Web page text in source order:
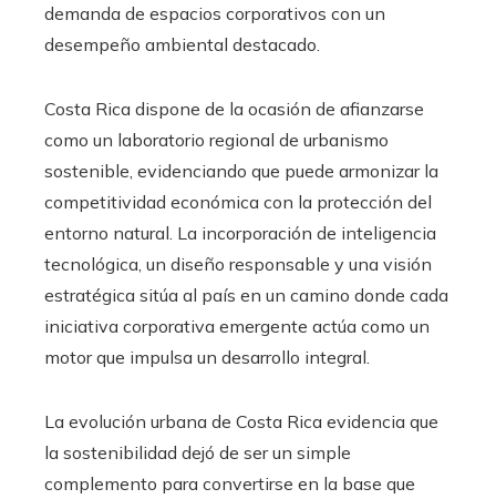
demanda de espacios corporativos con un
desempeño ambiental destacado.
Costa Rica dispone de la ocasión de afianzarse
como un laboratorio regional de urbanismo
sostenible, evidenciando que puede armonizar la
competitividad económica con la protección del
entorno natural. La incorporación de inteligencia
tecnológica, un diseño responsable y una visión
estratégica sitúa al país en un camino donde cada
iniciativa corporativa emergente actúa como un
motor que impulsa un desarrollo integral.
La evolución urbana de Costa Rica evidencia que
la sostenibilidad dejó de ser un simple
complemento para convertirse en la base que